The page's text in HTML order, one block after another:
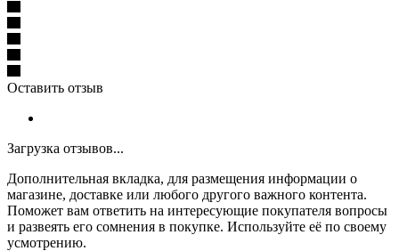
Оставить отзыв
Загрузка отзывов...
Дополнительная вкладка, для размещения информации о
магазине, доставке или любого другого важного контента.
Поможет вам ответить на интересующие покупателя вопросы
и развеять его сомнения в покупке. Используйте её по своему
усмотрению.